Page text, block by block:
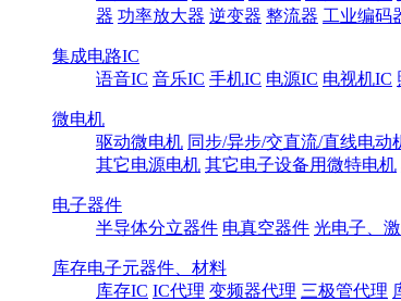
器 功率放大器 逆变器 整流器 工业编码
集成电路IC
语音IC 音乐IC 手机IC 电源IC 电视机IC
微电机
驱动微电机 同步/异步/交直流/直线电动
其它电源电机 其它电子设备用微特电机
电子器件
半导体分立器件 电真空器件 光电子、
库存电子元器件、材料
库存IC IC代理 变频器代理 三极管代理